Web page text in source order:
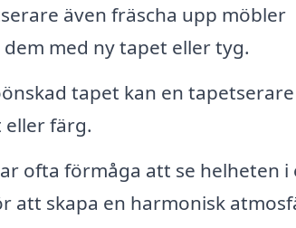
även fräscha upp möbler
med ny tapet eller tyg.
tapet kan en tapetserare
färg.
ofta förmåga att se helheten i
att skapa en harmonisk